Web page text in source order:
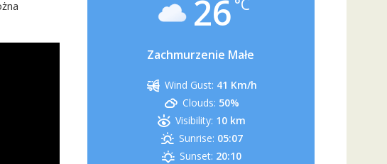
26 °C
Zachmurzenie Małe
Wind Gust: 41 Km/h
Clouds: 50%
Visibility: 10 km
Sunrise: 05:07
Sunset: 20:10